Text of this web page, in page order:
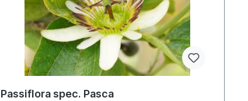
Passiflora spec. Pasca